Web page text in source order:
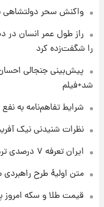
۱ روز پیش
۱ روز پیش
۱ روز پیش
واکنش سحر دولتشاهی
را شگفت‌زده کرد
پیش‌بینی جنجالی
شد+فیلم
شرایط تفاهم‌نامه به
نظرات شنیدنی نیک
ایران تعرفه ۷ درصدی تردد از تنگه هرمز را ابلاغ کرد
متن اولیۀ طرح
قیمت طلا و سکه امروز پنجشنبه ۱۵